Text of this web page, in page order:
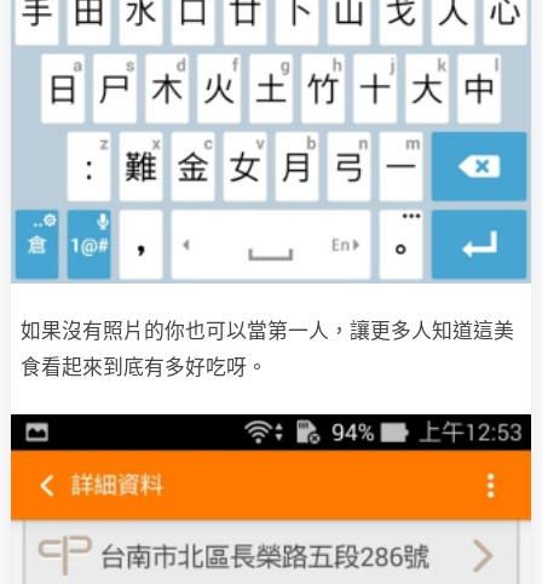
如果沒有照片的你也可以當第一人，讓更多人知道這美
食看起來到底有多好吃呀。